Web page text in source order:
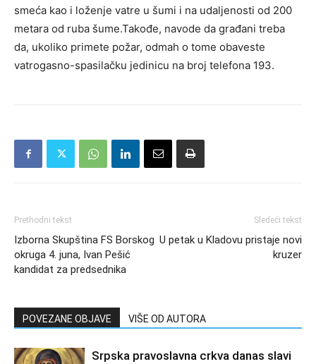
smeća kao i loženje vatre u šumi i na udaljenosti od 200
metara od ruba šume.Takođe, navode da građani treba
da, ukoliko primete požar, odmah o tome obaveste
vatrogasno-spasilačku jedinicu na broj telefona 193.
Prethodni tekst
Izborna Skupština FS Borskog
okruga 4. juna, Ivan Pešić
kandidat za predsednika
Sledeći tekst
U petak u Kladovu pristaje novi
kruzer
POVEZANE OBJAVE VIŠE OD AUTORA
Srpska pravoslavna crkva danas slavi